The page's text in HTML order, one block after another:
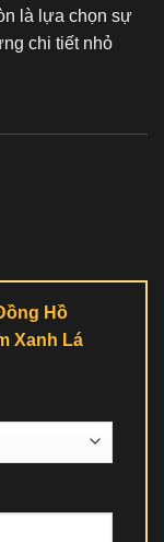
là lựa chọn sự
chi tiết nhỏ
Hồ
Xanh Lá